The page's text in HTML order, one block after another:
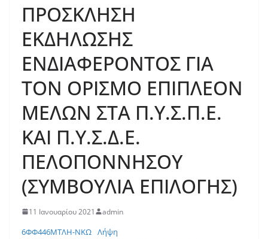
ΠΡΟΣΚΛΗΣΗ
ΕΚΔΗΛΩΣΗΣ
ΕΝΔΙΑΦΕΡΟΝΤΟΣ ΓΙΑ
ΤΟΝ ΟΡΙΣΜΟ ΕΠΙΠΛΕΟΝ
ΜΕΛΩΝ ΣΤΑ Π.Υ.Σ.Π.Ε.
ΚΑΙ Π.Υ.Σ.Δ.Ε.
ΠΕΛΟΠΟΝΝΗΣΟΥ
(ΣΥΜΒΟΥΛΙΑ ΕΠΙΛΟΓΗΣ)
11 Ιανουαρίου 2021 admin
6ΦΦ446ΜΤΛΗ-ΝΚΩ Λήψη